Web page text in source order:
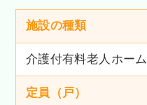
施設の種類
介護付有料老人ホーム
定員（戸）